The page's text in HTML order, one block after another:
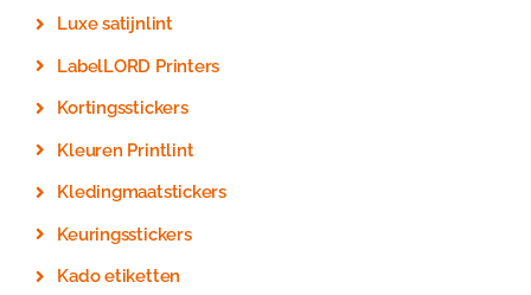
Luxe satijnlint
LabelLORD Printers
Kortingsstickers
Kleuren Printlint
Kledingmaatstickers
Keuringsstickers
Kado etiketten